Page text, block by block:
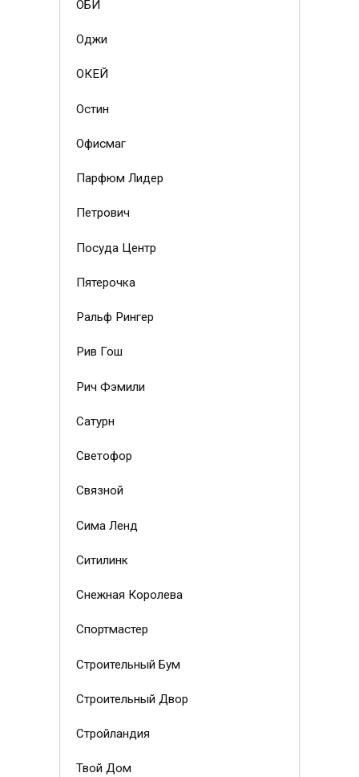
ОБИ
Оджи
ОКЕЙ
Остин
Офисмаг
Парфюм Лидер
Петрович
Посуда Центр
Пятерочка
Ральф Рингер
Рив Гош
Рич Фэмили
Сатурн
Светофор
Связной
Сима Ленд
Ситилинк
Снежная Королева
Спортмастер
Строительный Бум
Строительный Двор
Стройландия
Твой Дом